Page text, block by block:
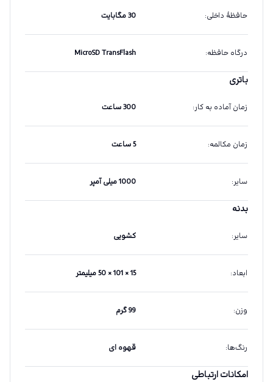
حافظهٔ داخلی: 30 مگابایت
درگاه حافظه:
MicroSD TransFlash
باتری
زمان آماده به کار: 300 ساعت
زمان مکالمه: 5 ساعت
سایر: 1000 میلی آمپر
بدنه
سایر: کشویی
ابعاد: 15 × 101 × 50 میلیمتر
وزن: 99 گرم
رنگ‌ها: قهوه ای
امکانات ارتباطی